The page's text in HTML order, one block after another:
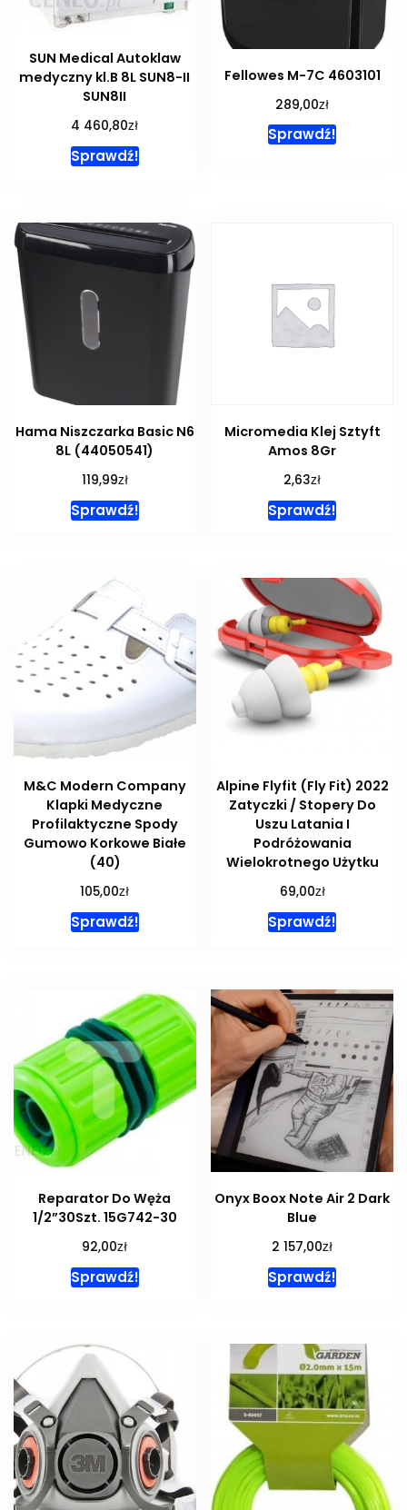
SUN Medical Autoklaw
medyczny kl.B 8L SUN8-II
SUN8II
4 460,80zł
Sprawdź!
Fellowes M-7C 4603101
289,00zł
Sprawdź!
Hama Niszczarka Basic N6
8L (44050541)
119,99zł
Sprawdź!
Micromedia Klej Sztyft
Amos 8Gr
2,63zł
Sprawdź!
M&C Modern Company
Klapki Medyczne
Profilaktyczne Spody
Gumowo Korkowe Białe
(40)
105,00zł
Sprawdź!
Alpine Flyfit (Fly Fit) 2022
Zatyczki / Stopery Do
Uszu Latania I
Podróżowania
Wielokrotnego Użytku
69,00zł
Sprawdź!
Reparator Do Węża
1/2”30Szt. 15G742-30
92,00zł
Sprawdź!
Onyx Boox Note Air 2 Dark
Blue
2 157,00zł
Sprawdź!